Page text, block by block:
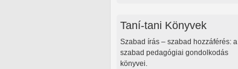
Taní-tani Könyvek
Szabad írás – szabad hozzáférés: a
szabad pedagógiai gondolkodás
könyvei.